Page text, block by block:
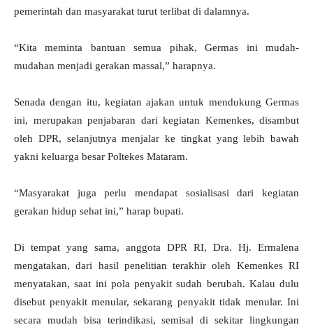
pemerintah dan masyarakat turut terlibat di dalamnya.
“Kita meminta bantuan semua pihak, Germas ini mudah-
mudahan menjadi gerakan massal,” harapnya.
Senada dengan itu, kegiatan ajakan untuk mendukung Germas
ini, merupakan penjabaran dari kegiatan Kemenkes, disambut
oleh DPR, selanjutnya menjalar ke tingkat yang lebih bawah
yakni keluarga besar Poltekes Mataram.
“Masyarakat juga perlu mendapat sosialisasi dari kegiatan
gerakan hidup sehat ini,” harap bupati.
Di tempat yang sama, anggota DPR RI, Dra. Hj. Ermalena
mengatakan, dari hasil penelitian terakhir oleh Kemenkes RI
menyatakan, saat ini pola penyakit sudah berubah. Kalau dulu
disebut penyakit menular, sekarang penyakit tidak menular. Ini
secara mudah bisa terindikasi, semisal di sekitar lingkungan